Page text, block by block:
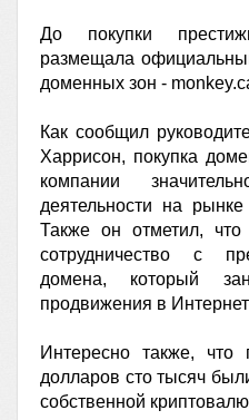
До покупки
размещала
доменных зон -
Как сообщил
Харрисон, покупка
компании
деятельности на
Также он отметил, что
сотрудничество с
домена, который
продвижения в
Интересно также,
долларов сто тысяч
собственной